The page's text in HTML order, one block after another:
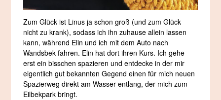
Zum Glück ist Linus ja schon groß (und zum Glück
nicht zu krank), sodass ich ihn zuhause allein lassen
kann, während Elin und ich mit dem Auto nach
Wandsbek fahren. Elin hat dort ihren Kurs. Ich gehe
erst ein bisschen spazieren und entdecke in der mir
eigentlich gut bekannten Gegend einen für mich neuen
Spazierweg direkt am Wasser entlang, der mich zum
Eilbekpark bringt.